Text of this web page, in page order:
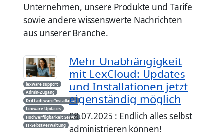
Unternehmen, unsere Produkte und Tarife
sowie andere wissenswerte Nachrichten
aus unserer Branche.
lexware support
Admin-Zugang
Drittsoftware Installation
Lexware Updates
Hochverfügbarkeit Server
IT-Selbstverwaltung
Mehr Unabhängigkeit
mit LexCloud: Updates
und Installationen jetzt
eigenständig möglich
08.07.2025 : Endlich alles selbst
administrieren können!